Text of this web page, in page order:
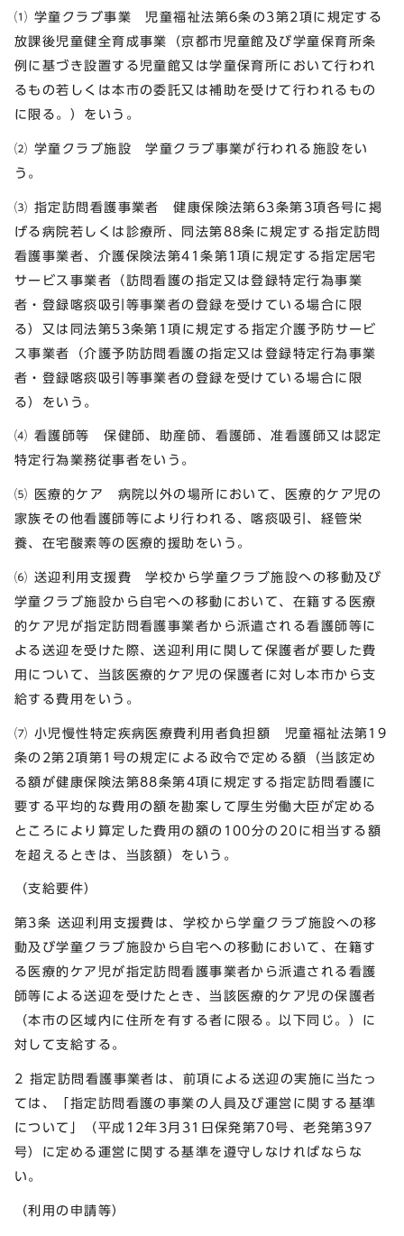
⑴ 学童クラブ事業 児童福祉法第6条の3第2項に規定する
放課後児童健全育成事業（京都市児童館及び学童保育所条
例に基づき設置する児童館又は学童保育所において行われ
るもの若しくは本市の委託又は補助を受けて行われるもの
に限る。）をいう。
⑵ 学童クラブ施設 学童クラブ事業が行われる施設をい
う。
⑶ 指定訪問看護事業者 健康保険法第63条第3項各号に掲
げる病院若しくは診療所、同法第88条に規定する指定訪問
看護事業者、介護保険法第41条第1項に規定する指定居宅
サービス事業者（訪問看護の指定又は登録特定行為事業
者・登録喀痰吸引等事業者の登録を受けている場合に限
る）又は同法第53条第1項に規定する指定介護予防サービ
ス事業者（介護予防訪問看護の指定又は登録特定行為事業
者・登録喀痰吸引等事業者の登録を受けている場合に限
る）をいう。
⑷ 看護師等 保健師、助産師、看護師、准看護師又は認定
特定行為業務従事者をいう。
⑸ 医療的ケア 病院以外の場所において、医療的ケア児の
家族その他看護師等により行われる、喀痰吸引、経管栄
養、在宅酸素等の医療的援助をいう。
⑹ 送迎利用支援費 学校から学童クラブ施設への移動及び
学童クラブ施設から自宅への移動において、在籍する医療
的ケア児が指定訪問看護事業者から派遣される看護師等に
よる送迎を受けた際、送迎利用に関して保護者が要した費
用について、当該医療的ケア児の保護者に対し本市から支
給する費用をいう。
⑺ 小児慢性特定疾病医療費利用者負担額 児童福祉法第19
条の2第2項第1号の規定による政令で定める額（当該定め
る額が健康保険法第88条第4項に規定する指定訪問看護に
要する平均的な費用の額を勘案して厚生労働大臣が定める
ところにより算定した費用の額の100分の20に相当する額
を超えるときは、当該額）をいう。
（支給要件）
第3条 送迎利用支援費は、学校から学童クラブ施設への移
動及び学童クラブ施設から自宅への移動において、在籍す
る医療的ケア児が指定訪問看護事業者から派遣される看護
師等による送迎を受けたとき、当該医療的ケア児の保護者
（本市の区域内に住所を有する者に限る。以下同じ。）に
対して支給する。
2 指定訪問看護事業者は、前項による送迎の実施に当たっ
ては、「指定訪問看護の事業の人員及び運営に関する基準
について」（平成12年3月31日保発第70号、老発第397
号）に定める運営に関する基準を遵守しなければならな
い。
（利用の申請等）